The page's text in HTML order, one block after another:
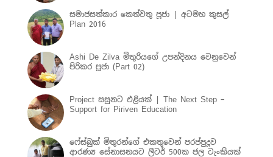
සමාජසත්කාර කෙත්වතු පූජා | අටමහ කුසල්
Plan 2016
Ashi De Zilva මිතුරියගේ උපන්දිනය වෙනුවෙන්
පිරිකර පූජා (Part 02)
Project සසුනට එළියක් | The Next Step –
Support for Piriven Education
ෆේස්බුක් මිතුරන්ගේ එකතුවෙන් පරප්පුදූව
ආරණ්‍ය සේනාසනයට ලීටර් 500ක ජල ටැංකියක්